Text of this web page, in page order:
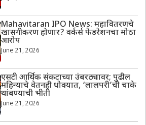
Mahavitaran IPO News: महावितरणचे
खासगीकरण होणार? वर्कर्स फेडरेशनचा मोठा
आरोप
June 21, 2026
एसटी आर्थिक संकटाच्या उंबरठ्यावर; पुढील
महिन्याचे वेतनही धोक्यात, ‘लालपरी’ची चाके
थांबण्याची भीती
June 21, 2026